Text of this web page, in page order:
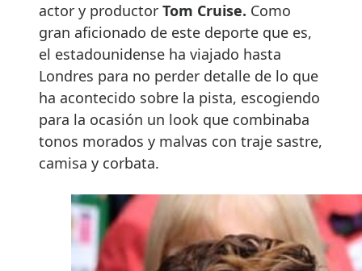
actor y productor Tom Cruise. Como
gran aficionado de este deporte que es,
el estadounidense ha viajado hasta
Londres para no perder detalle de lo que
ha acontecido sobre la pista, escogiendo
para la ocasión un look que combinaba
tonos morados y malvas con traje sastre,
camisa y corbata.